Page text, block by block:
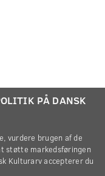
PÅ DANSK
vurdere brugen af de
støtte markedsføringen
Kulturarv accepterer du